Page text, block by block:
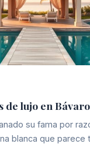
de lujo en Bávaro
su fama por
blanca que parece